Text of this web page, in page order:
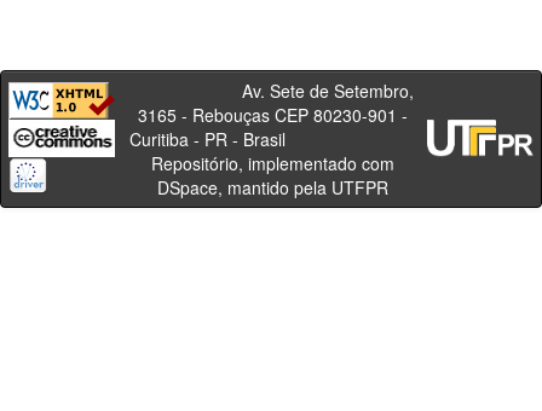
Av. Sete de Setembro,
3165 - Rebouças CEP 80230-901 -
Curitiba - PR - Brasil
Repositório, implementado com
DSpace, mantido pela UTFPR